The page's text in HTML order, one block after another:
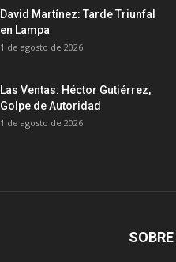
David Martínez: Tarde Triunfal
en Lampa
1 de agosto de 2026
Las Ventas: Héctor Gutiérrez,
Golpe de Autoridad
1 de agosto de 2026